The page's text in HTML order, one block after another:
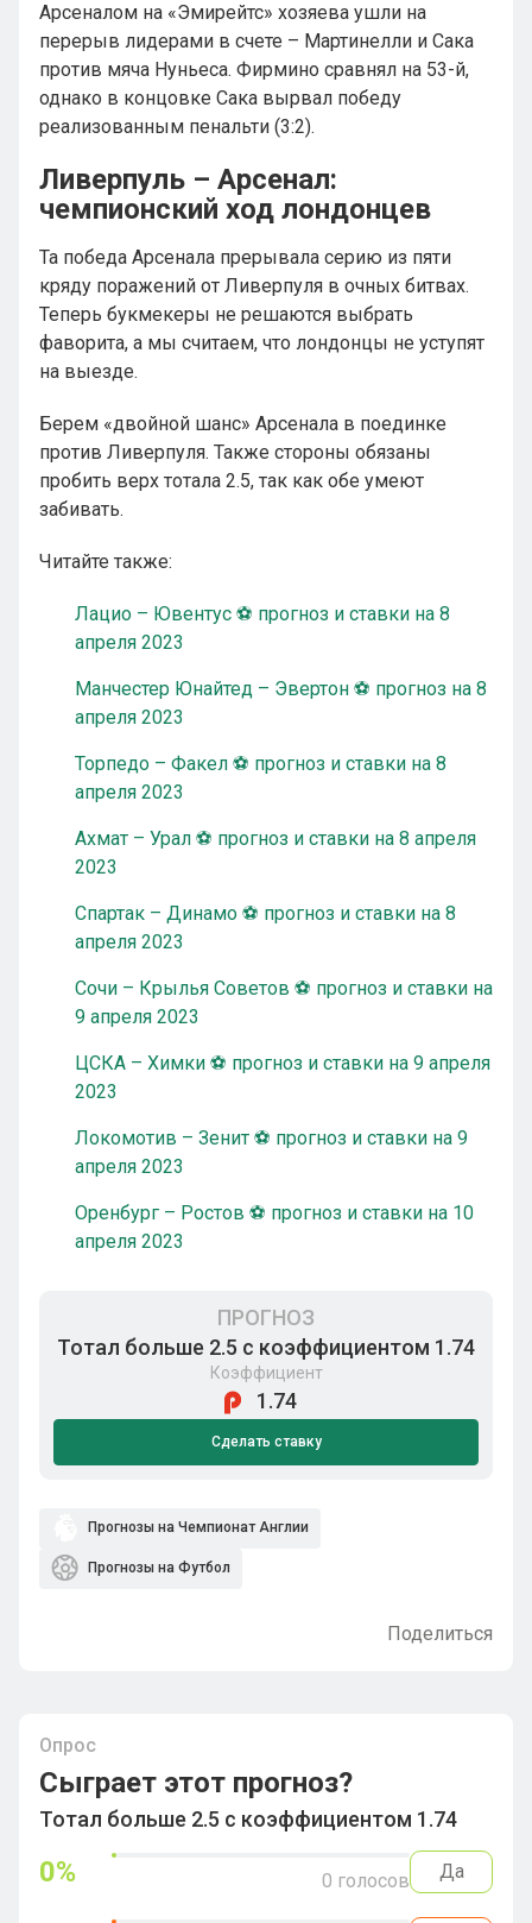
Арсеналом на «Эмирейтс» хозяева ушли на
перерыв лидерами в счете – Мартинелли и Сака
против мяча Нуньеса. Фирмино сравнял на 53-й,
однако в концовке Сака вырвал победу
реализованным пенальти (3:2).
Ливерпуль – Арсенал:
чемпионский ход лондонцев
Та победа Арсенала прерывала серию из пяти
кряду поражений от Ливерпуля в очных битвах.
Теперь букмекеры не решаются выбрать
фаворита, а мы считаем, что лондонцы не уступят
на выезде.
Берем «двойной шанс» Арсенала в поединке
против Ливерпуля. Также стороны обязаны
пробить верх тотала 2.5, так как обе умеют
забивать.
Читайте также:
Лацио – Ювентус ⚽ прогноз и ставки на 8
апреля 2023
Манчестер Юнайтед – Эвертон ⚽ прогноз на 8
апреля 2023
Торпедо – Факел ⚽ прогноз и ставки на 8
апреля 2023
Ахмат – Урал ⚽ прогноз и ставки на 8 апреля
2023
Спартак – Динамо ⚽ прогноз и ставки на 8
апреля 2023
Сочи – Крылья Советов ⚽ прогноз и ставки на
9 апреля 2023
ЦСКА – Химки ⚽ прогноз и ставки на 9 апреля
2023
Локомотив – Зенит ⚽ прогноз и ставки на 9
апреля 2023
Оренбург – Ростов ⚽ прогноз и ставки на 10
апреля 2023
ПРОГНОЗ
Тотал больше 2.5 с коэффициентом 1.74
Коэффициент
1.74
Сделать ставку
Прогнозы на Чемпионат Англии
Прогнозы на Футбол
Поделиться
Опрос
Сыграет этот прогноз?
Тотал больше 2.5 с коэффициентом 1.74
0% 0 голосов Да